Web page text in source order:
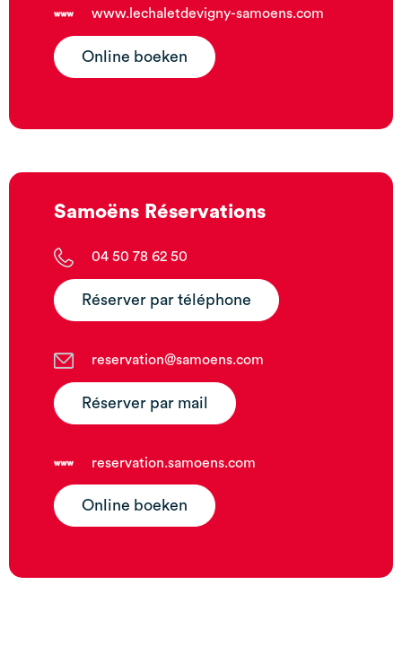
www.lechaletdevigny-samoens.com
Online boeken
Samoëns Réservations
04 50 78 62 50
Réserver par téléphone
reservation@samoens.com
Réserver par mail
reservation.samoens.com
Online boeken